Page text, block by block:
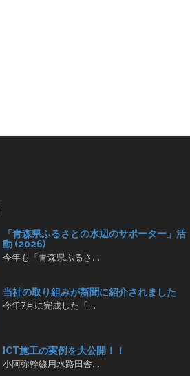
「青森県ふるさとの水辺のサポーター」活
動 (2026)
今年も「青森県ふるさ…
当社の取り組みが新聞に紹介されました
今年7月に完成した「…
ICT施工の実例を大公開！！
小阿弥幹線用水路田舎…